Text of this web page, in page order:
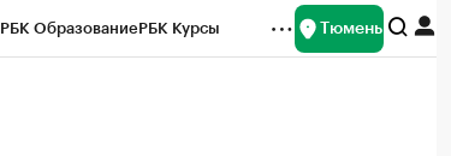
РБК ОбразованиеРБК Курсы Тюмень